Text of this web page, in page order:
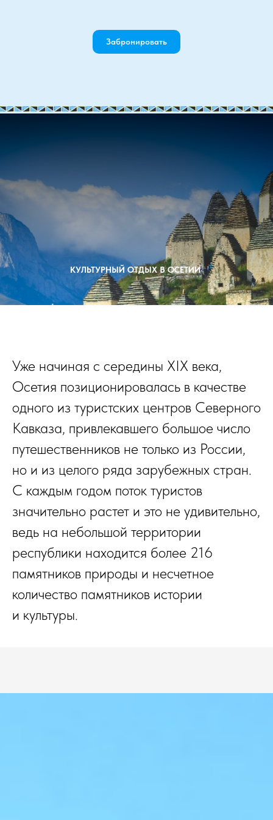
Забронировать
КУЛЬТУРНЫЙ ОТДЫХ В ОСЕТИИ
Уже начиная с середины XIX века,
Осетия позиционировалась в качестве
одного из туристских центров Северного
Кавказа, привлекавшего большое число
путешественников не только из России,
но и из целого ряда зарубежных стран.
С каждым годом поток туристов
значительно растет и это не удивительно,
ведь на небольшой территории
республики находится более 216
памятников природы и несчетное
количество памятников истории
и культуры.